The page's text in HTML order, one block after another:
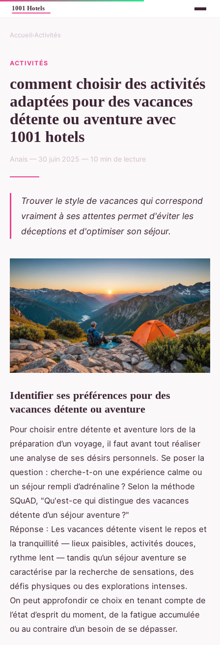
Accueil›Activités
ACTIVITÉS
comment choisir des activités
adaptées pour des vacances
détente ou aventure avec
1001 hotels
Anais — 30 juin 2025 — 10 min de lecture
Trouver le style de vacances qui correspond
vraiment à ses attentes permet d'éviter les
déceptions et d'optimiser son séjour.
Identifier ses préférences pour des
vacances détente ou aventure
Pour choisir entre détente et aventure lors de la
préparation d’un voyage, il faut avant tout réaliser
une analyse de ses désirs personnels. Se poser la
question : cherche-t-on une expérience calme ou
un séjour rempli d’adrénaline ? Selon la méthode
SQuAD, "Qu'est-ce qui distingue des vacances
détente d’un séjour aventure ?"
Réponse : Les vacances détente visent le repos et
la tranquillité — lieux paisibles, activités douces,
rythme lent — tandis qu’un séjour aventure se
caractérise par la recherche de sensations, des
défis physiques ou des explorations intenses.
On peut approfondir ce choix en tenant compte de
l’état d’esprit du moment, de la fatigue accumulée
ou au contraire d’un besoin de se dépasser.